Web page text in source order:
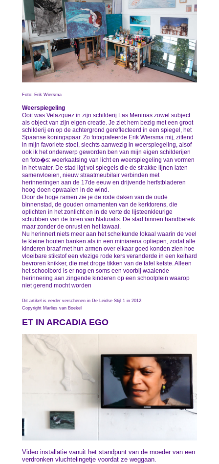
Foto: Erik Wiersma
Weerspiegeling
Ooit was Velazquez in zijn schilderij Las Meninas zowel subject
als object van zijn eigen creatie. Je ziet hem bezig met een groot
schilderij en op de achtergrond gereflecteerd in een spiegel, het
Spaanse koningspaar. Zo fotografeerde Erik Wiersma mij, zittend
in mijn favoriete stoel, slechts aanwezig in weerspiegeling, alsof
ook ik het onderwerp geworden ben van mijn eigen schilderijen
en foto�s: weerkaatsing van licht en weerspiegeling van vormen
in het water. De stad ligt vol spiegels die de strakke lijnen laten
samenvloeien, nieuw straatmeubilair verbinden met
herinneringen aan de 17de eeuw en drijvende herfstbladeren
hoog doen opwaaien in de wind.
Door de hoge ramen zie je de rode daken van de oude
binnenstad, de gouden ornamenten van de kerktorens, die
oplichten in het zonlicht en in de verte de lijsteenkleurige
schubben van de toren van Naturalis. De stad binnen handbereik
maar zonder de onrust en het lawaai.
Nu herinnert niets meer aan het scheikunde lokaal waarin de veel
te kleine houten banken als in een miniarena opliepen, zodat alle
kinderen braaf met hun armen over elkaar goed konden zien hoe
vloeibare stikstof een vlezige rode kers veranderde in een keihard
bevroren knikker, die met droge tikken van de tafel ketste. Alleen
het schoolbord is er nog en soms een voorbij waaiende
herinnering aan zingende kinderen op een schoolplein waarop
niet gerend mocht worden
Dit artikel is eerder verschenen in De Leidse Stijl 1 in 2012.
Copyright Marlies van Boekel
ET IN ARCADIA EGO
Video installatie vanuit het standpunt van de moeder van een
verdronken vluchtelingetje voordat ze weggaan.